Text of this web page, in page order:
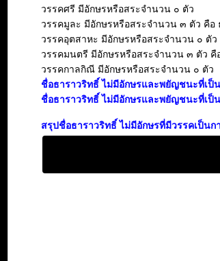
วรรคศรี มีอักษรหรือสระจำนวน ๐ ตัว
วรรคมูละ มีอักษรหรือสระจำนวน ๓ ตัว คือ
วรรคอุตสาหะ มีอักษรหรือสระจำนวน ๐ ตัว
วรรคมนตรี มีอักษรหรือสระจำนวน ๓ ตัว คื
วรรคกาลกิณี มีอักษรหรือสระจำนวน ๐ ตัว
ชื่อธาราวริทธิ์ ไม่มีอักษรและพยัญชนะที่เป็
ชื่อธาราวริทธิ์ ไม่มีอักษรและพยัญชนะที่เป็
สรุปชื่อธาราวริทธิ์ ไม่มีอักษรที่มีวรรคเป็น